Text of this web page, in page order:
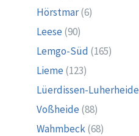
Hörstmar(6)
Leese (90)
Lemgo-Süd (165)
Lieme (123)
Lüerdissen-Luherheide
Voßheide (88)
Wahmbeck(68)